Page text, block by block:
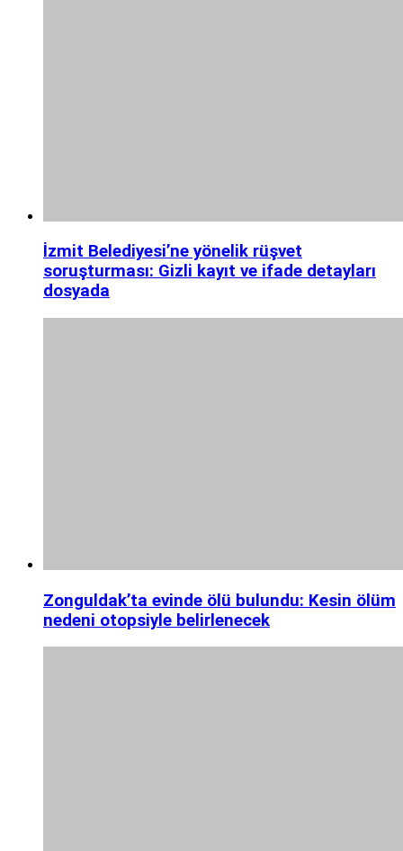
İzmit Belediyesi’ne yönelik rüşvet
soruşturması: Gizli kayıt ve ifade detayları
dosyada
Zonguldak’ta evinde ölü bulundu: Kesin ölüm
nedeni otopsiyle belirlenecek